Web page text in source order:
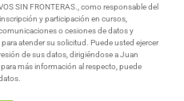
SIN FRONTERAS., como responsable del
y participación en cursos,
o cesiones de datos y
atender su solicitud. Puede usted ejercer
de sus datos, dirigiéndose a Juan
más información al respecto, puede